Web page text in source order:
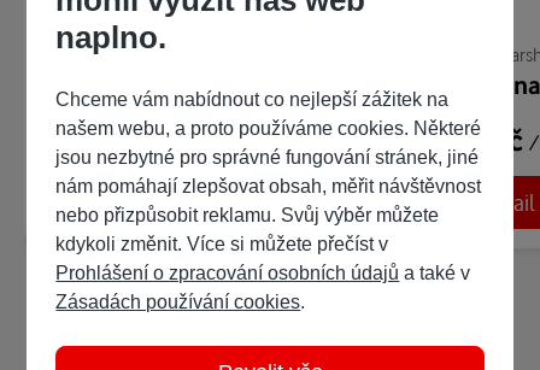
Anne Marshová
Přátelé s výhodami
69 Kč / 111 bodů
Detail
Anne
69 Kč /
Detail
naplno.
Chceme vám nabídnout co nejlepší zážitek na
našem webu, a proto používáme cookies. Některé
jsou nezbytné pro správné fungování stránek, jiné
nám pomáhají zlepšovat obsah, měřit návštěvnost
nebo přizpůsobit reklamu. Svůj výběr můžete
kdykoli změnit. Více si můžete přečíst v
Prohlášení o zpracování osobních údajů a také v
Zásadách používání cookies.